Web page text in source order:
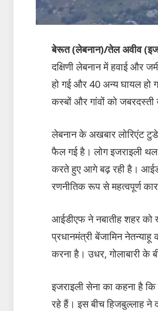
बेरूत (लेबनान)/तेल अवीव
दक्षिणी लेबनान में हवाई और
हो गई और 40 अन्य घायल हो
कस्बों और गांवों को
लेबनान के अखबार लोरिएंट
फैल गई है। लोग इजराइली
करते हुए आगे बढ़ रही है।
रणनीतिक रूप से महत्वपूर्ण
आईडीएफ ने नबातीह शहर को
प्रधानमंत्री बेंजामिन
करना है। उधर, गोलाबारी के
इजराइली सेना का कहना है
रहे हैं। इस बीच हिजबुल्लाह ने